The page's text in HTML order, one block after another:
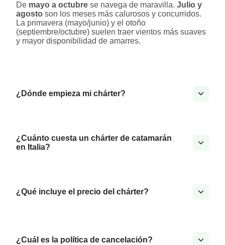
De mayo a octubre se navega de maravilla. Julio y
agosto son los meses más calurosos y concurridos.
La primavera (mayo/junio) y el otoño
(septiembre/octubre) suelen traer vientos más suaves
y mayor disponibilidad de amarres.
¿Dónde empieza mi chárter?
¿Cuánto cuesta un chárter de catamarán
en Italia?
¿Qué incluye el precio del chárter?
¿Cuál es la política de cancelación?